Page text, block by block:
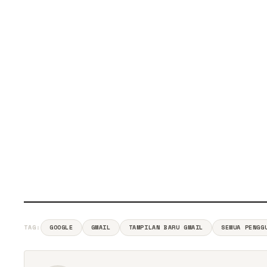
TAG: GOOGLE GMAIL TAMPILAN BARU GMAIL SEMUA